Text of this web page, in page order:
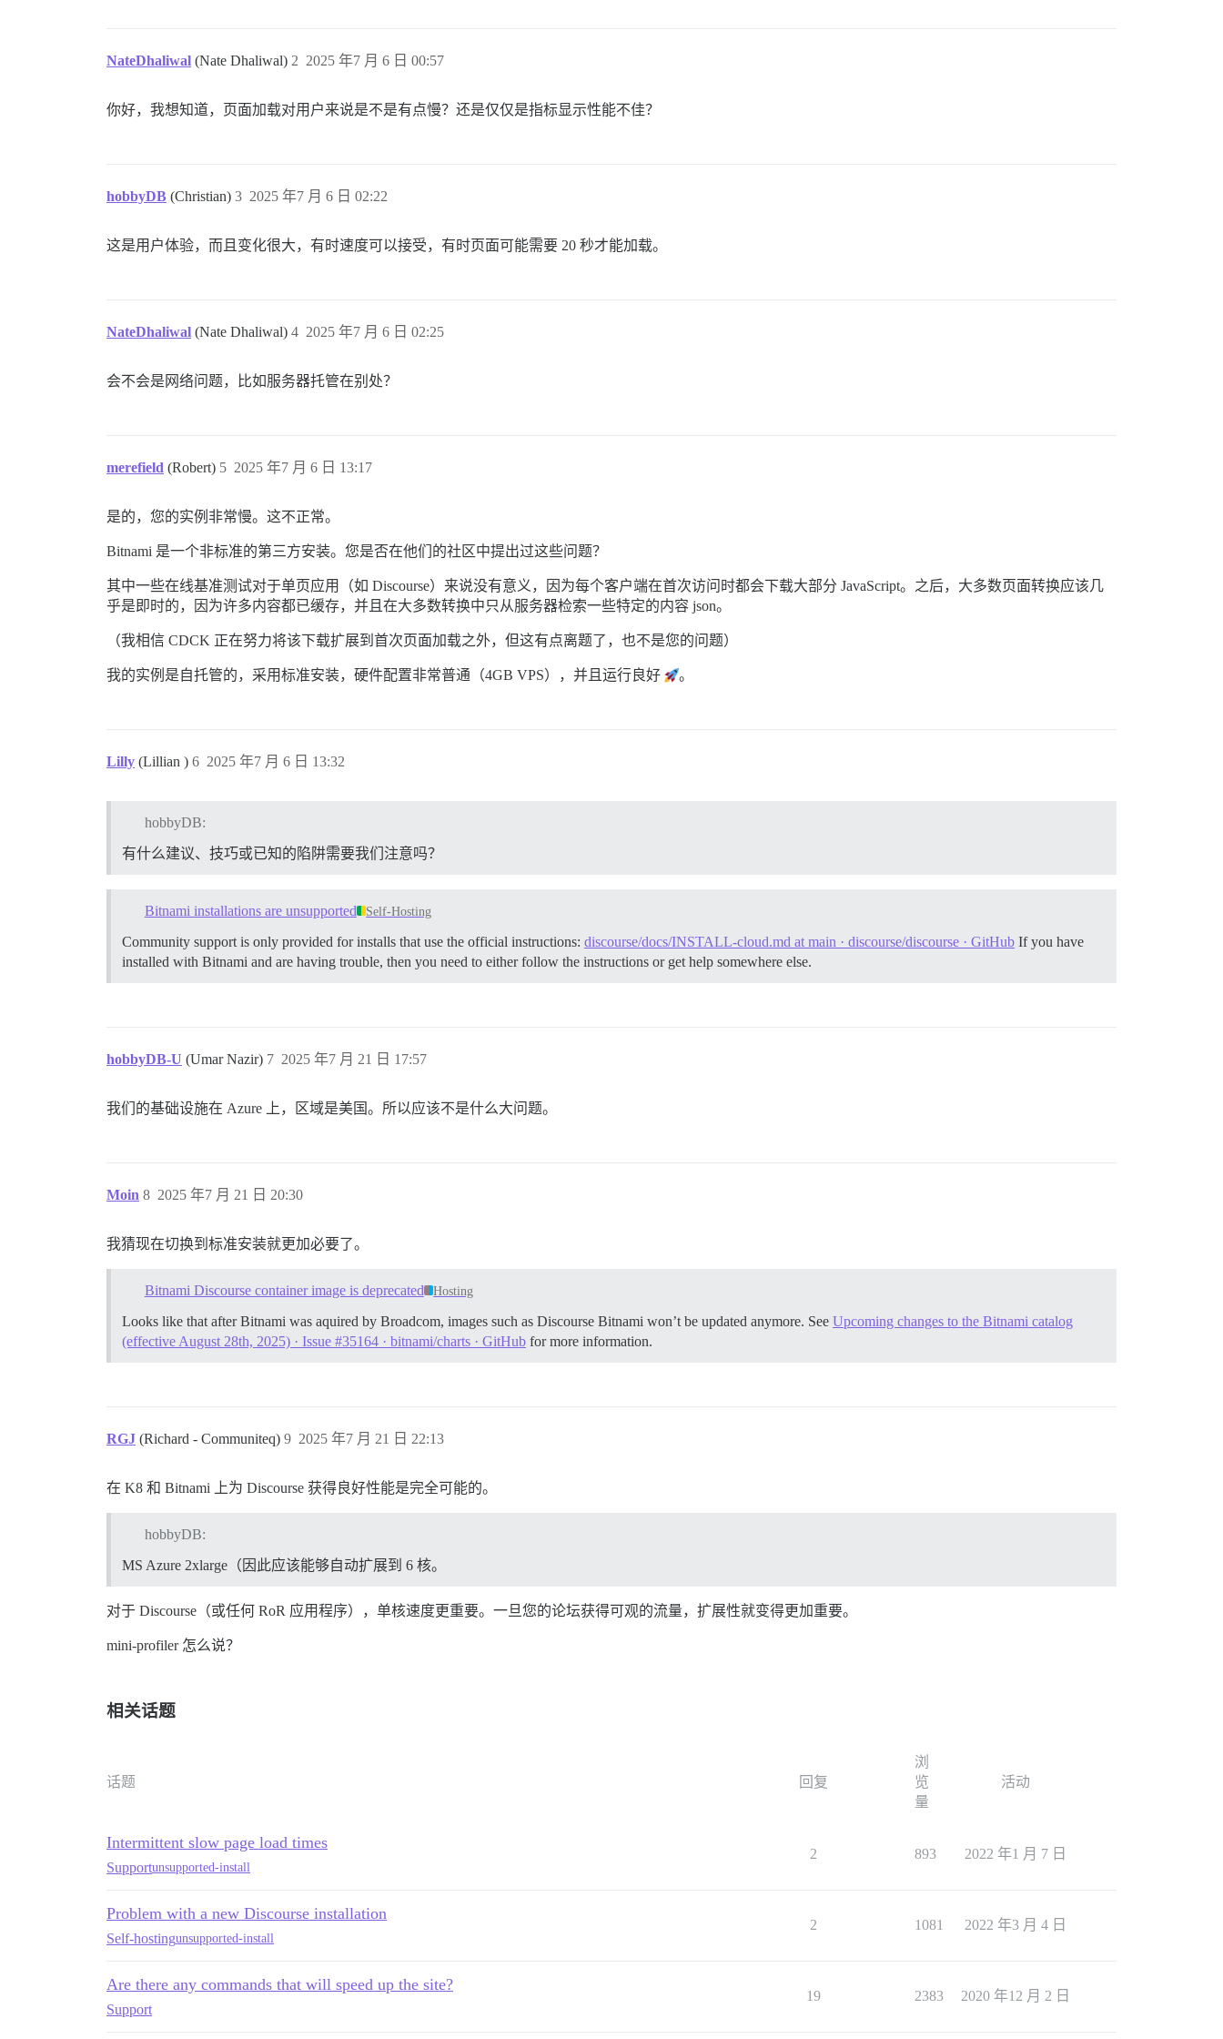
NateDhaliwal (Nate Dhaliwal) 2025 年7 月 6 日 00:57
2
你好，我想知道，页面加载对用户来说是不是有点慢？还是仅仅是指标显示性能不佳？
hobbyDB (Christian) 2025 年7 月 6 日 02:22
3
这是用户体验，而且变化很大，有时速度可以接受，有时页面可能需要 20 秒才能加载。
NateDhaliwal (Nate Dhaliwal) 2025 年7 月 6 日 02:25
4
会不会是网络问题，比如服务器托管在别处？
merefield (Robert) 2025 年7 月 6 日 13:17
5
是的，您的实例非常慢。这不正常。
Bitnami 是一个非标准的第三方安装。您是否在他们的社区中提出过这些问题？
其中一些在线基准测试对于单页应用（如 Discourse）来说没有意义，因为每个客户端在首次访问时都会下载大部分 JavaScript。之后，大多数页面转换应该几
乎是即时的，因为许多内容都已缓存，并且在大多数转换中只从服务器检索一些特定的内容 json。
（我相信 CDCK 正在努力将该下载扩展到首次页面加载之外，但这有点离题了，也不是您的问题）
我的实例是自托管的，采用标准安装，硬件配置非常普通（4GB VPS），并且运行良好 。
Lilly (Lillian ) 2025 年7 月 6 日 13:32
6
hobbyDB:
有什么建议、技巧或已知的陷阱需要我们注意吗？
Bitnami installations are unsupported Self-Hosting
Community support is only provided for installs that use the official instructions: discourse/docs/INSTALL-cloud.md at main · discourse/discourse · GitHub If you have
installed with Bitnami and are having trouble, then you need to either follow the instructions or get help somewhere else.
hobbyDB-U (Umar Nazir) 2025 年7 月 21 日 17:57
7
我们的基础设施在 Azure 上，区域是美国。所以应该不是什么大问题。
Moin 2025 年7 月 21 日 20:30
8
我猜现在切换到标准安装就更加必要了。
Bitnami Discourse container image is deprecated Hosting
Looks like that after Bitnami was aquired by Broadcom, images such as Discourse Bitnami won’t be updated anymore. See Upcoming changes to the Bitnami catalog
(effective August 28th, 2025) · Issue #35164 · bitnami/charts · GitHub for more information.
RGJ (Richard - Communiteq) 2025 年7 月 21 日 22:13
9
在 K8 和 Bitnami 上为 Discourse 获得良好性能是完全可能的。
hobbyDB:
MS Azure 2xlarge（因此应该能够自动扩展到 6 核。
对于 Discourse（或任何 RoR 应用程序），单核速度更重要。一旦您的论坛获得可观的流量，扩展性就变得更加重要。
mini-profiler 怎么说？
相关话题
话题 回复
浏
览
量
活动
Intermittent slow page load times
Supportunsupported-install
2 893 2022 年1 月 7 日
Problem with a new Discourse installation
Self-hostingunsupported-install
2 1081 2022 年3 月 4 日
Are there any commands that will speed up the site?
Support
19 2383 2020 年12 月 2 日